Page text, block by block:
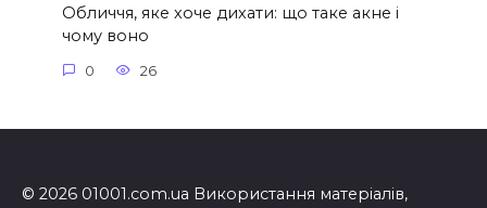
Обличчя, яке хоче дихати: що таке акне і
чому воно
0 26
© 2026 01001.com.ua Використання матеріалів,